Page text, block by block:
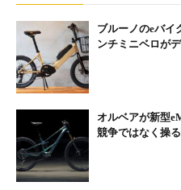
ブルーノのeバ
ンチミニベロが
オルベアが新型
競争ではなく操